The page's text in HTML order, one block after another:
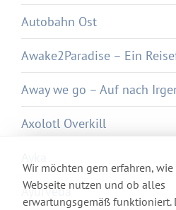
Wir möchten gern erfahren, wie
Webseite nutzen und ob alles
erwartungsgemäß funktioniert.
Autobahn Ost
Awake2Paradise – Ein
Away we go – Auf nach
Axolotl Overkill
Ayurveda